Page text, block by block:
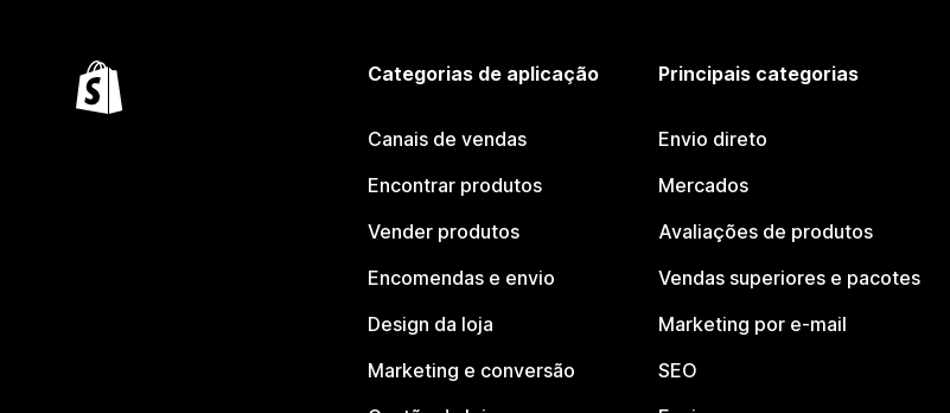
Categorias de aplicação
Canais de vendas
Encontrar produtos
Vender produtos
Encomendas e envio
Design da loja
Marketing e conversão
Principais categorias
Envio direto
Mercados
Avaliações de produtos
Vendas superiores e pacotes
Marketing por e-mail
SEO